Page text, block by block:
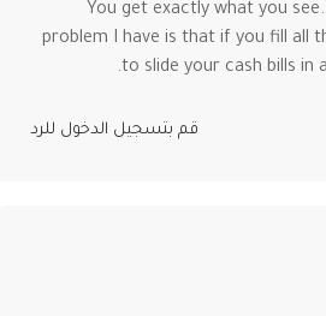
You get exactly what you
problem I have is that if you fill all
to slide your cash bills in
قم بتسجيل الدخول للرد